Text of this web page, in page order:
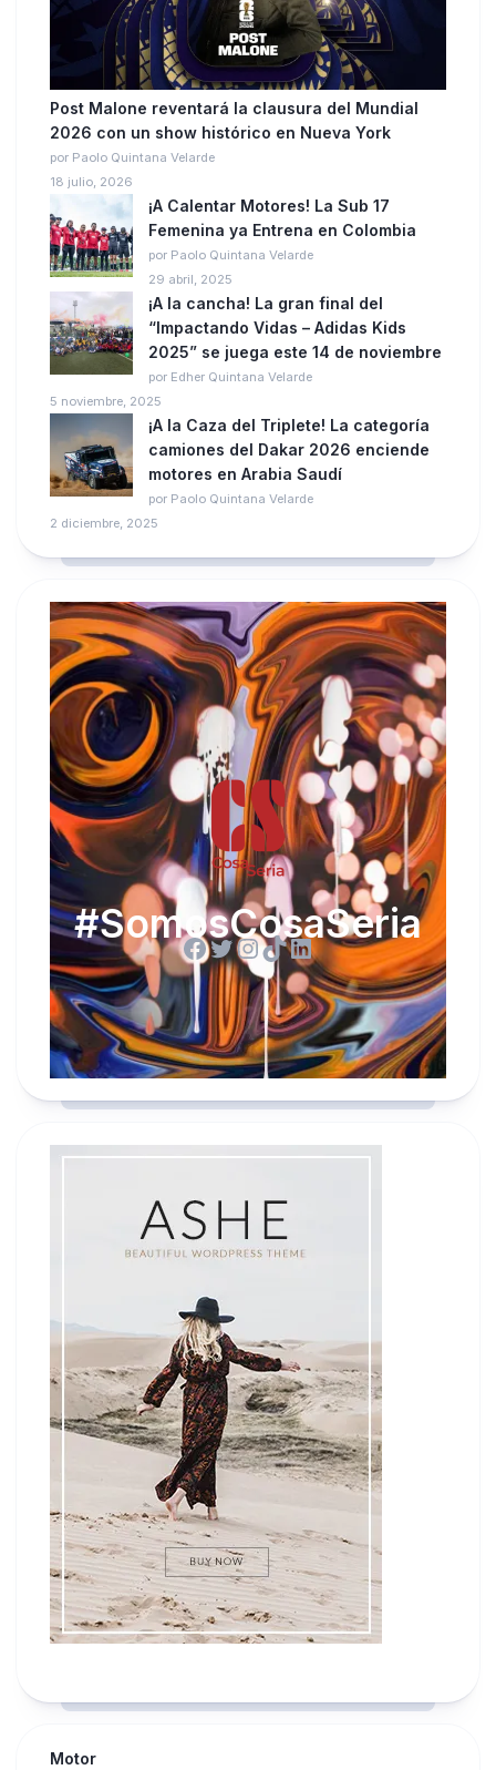
Post Malone reventará la clausura del Mundial
2026 con un show histórico en Nueva York
por Paolo Quintana Velarde
18 julio, 2026
¡A Calentar Motores! La Sub 17
Femenina ya Entrena en Colombia
por Paolo Quintana Velarde
29 abril, 2025
¡A la cancha! La gran final del
“Impactando Vidas – Adidas Kids
2025” se juega este 14 de noviembre
por Edher Quintana Velarde
5 noviembre, 2025
¡A la Caza del Triplete! La categoría
camiones del Dakar 2026 enciende
motores en Arabia Saudí
por Paolo Quintana Velarde
2 diciembre, 2025
#SomosCosaSeria
Facebook
Twitter
Instagram
TikTok
LinkedIn
Motor